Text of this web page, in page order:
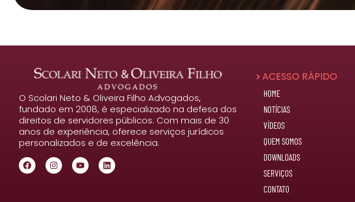
O Scolari Neto & Oliveira Filho Advogados,
fundado em 2008, é especializado na defesa dos
direitos de servidores públicos. Com mais de 30
anos de experiência, oferece serviços jurídicos
personalizados e de excelência.
ACESSO RÁPIDO
HOME
NOTÍCIAS
VÍDEOS
QUEM SOMOS
DOWNLOADS
SERVIÇOS
CONTATO